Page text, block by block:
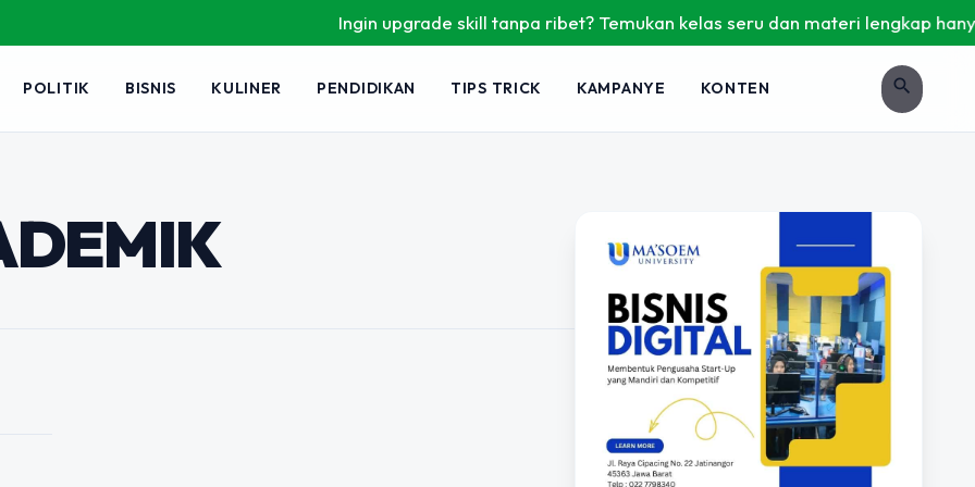
Ingin upgrade skill tanpa ribet? Temukan kelas seru dan materi lengkap hanya
POLITIK BISNIS KULINER PENDIDIKAN TIPS TRICK KAMPANYE KONTEN search
Rahasia
Tangguh di
dari kehidupan mahasiswa,